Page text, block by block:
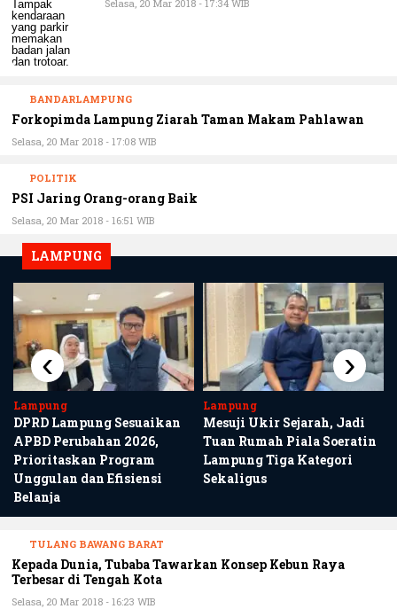
Forkopimda Lampung Ziarah Taman Makam Pahlawan
Selasa, 20 Mar 2018 - 17:08 WIB
PSI Jaring Orang-orang Baik
Selasa, 20 Mar 2018 - 16:51 WIB
Lampung
DPRD Lampung Sesuaikan
APBD Perubahan 2026,
Prioritaskan Program
Unggulan dan Efisiensi
Belanja
Lampung
Mesuji Ukir Sejarah, Jadi
Tuan Rumah Piala Soeratin
Lampung Tiga Kategori
Sekaligus
‹ ›
Kepada Dunia, Tubaba Tawarkan Konsep Kebun Raya
Terbesar di Tengah Kota
Selasa, 20 Mar 2018 - 16:23 WIB